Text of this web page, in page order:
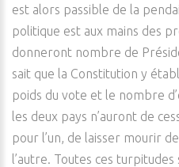
est alors passible de la
politique est aux mains des
donneront nombre de
sait que la Constitution y
poids du vote et le nombre
les deux pays n’auront de
pour l’un, de laisser mourir
l’autre. Toutes ces